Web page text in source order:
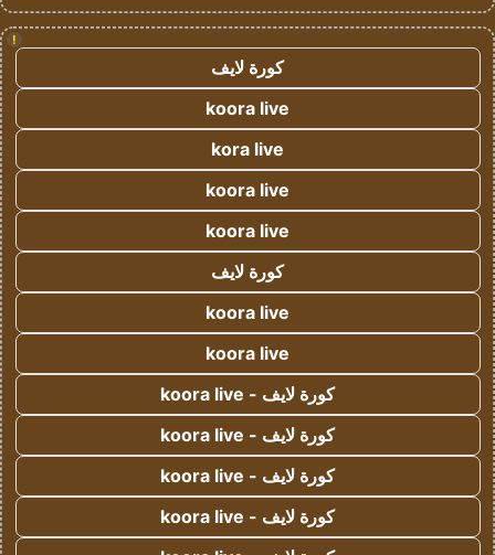
!
كورة لايف
koora live
kora live
koora live
koora live
كورة لايف
koora live
koora live
كورة لايف - koora live
كورة لايف - koora live
كورة لايف - koora live
كورة لايف - koora live